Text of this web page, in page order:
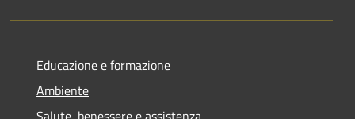
Educazione e formazione
Ambiente